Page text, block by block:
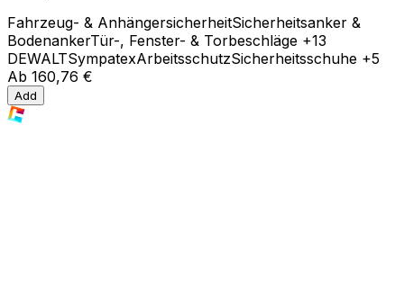
Fahrzeug- & AnhängersicherheitSicherheitsanker &
BodenankerTür-, Fenster- & Torbeschläge +13
DEWALTSympatexArbeitsschutzSicherheitsschuhe +5
Ab 160,76 €
Add